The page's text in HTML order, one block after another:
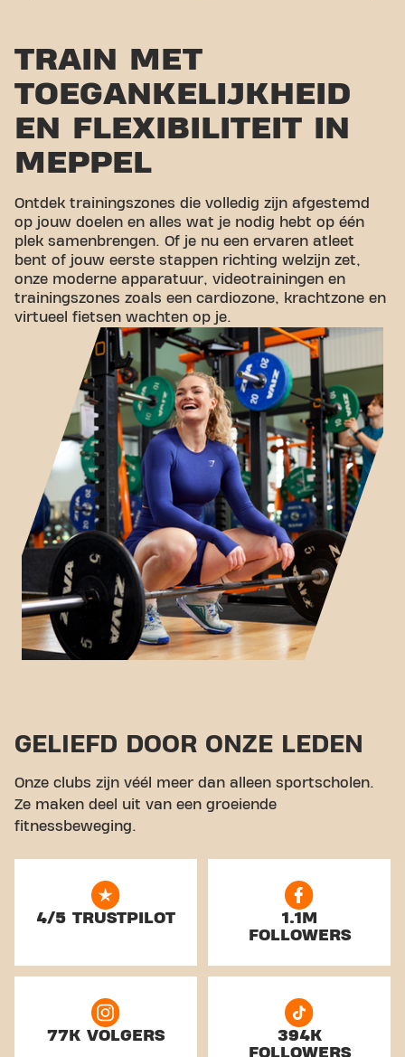
TRAIN MET
TOEGANKELIJKHEID
EN FLEXIBILITEIT IN
MEPPEL
Ontdek trainingszones die volledig zijn afgestemd
op jouw doelen en alles wat je nodig hebt op één
plek samenbrengen. Of je nu een ervaren atleet
bent of jouw eerste stappen richting welzijn zet,
onze moderne apparatuur, videotrainingen en
trainingszones zoals een cardiozone, krachtzone en
virtueel fietsen wachten op je.
GELIEFD DOOR ONZE LEDEN
Onze clubs zijn véél meer dan alleen sportscholen.
Ze maken deel uit van een groeiende
fitnessbeweging.
4/5 TRUSTPILOT
1.1M
FOLLOWERS
77K VOLGERS
394K
FOLLOWERS